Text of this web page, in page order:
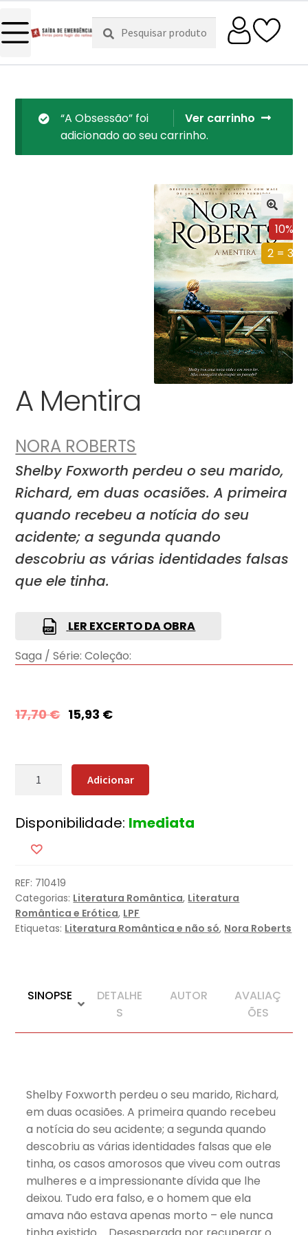
Pesquisar
por:
Pesquisa
Ver carrinho
“A Obsessão” foi
adicionado ao seu carrinho.
10%
2 = 3
A Mentira
NORA ROBERTS
Shelby Foxworth perdeu o seu marido,
Richard, em duas ocasiões. A primeira
quando recebeu a notícia do seu
acidente; a segunda quando
descobriu as várias identidades falsas
que ele tinha.
LER EXCERTO DA OBRA
Saga / Série: Coleção:
17,70€ 15,93 €
Quantidade
Mentira
Adicionar
Disponibilidade: Imediata
REF: 710419
Categorias: Literatura Romântica, Literatura
Romântica e Erótica, LPF
Etiquetas: Literatura Romântica e não só, Nora Roberts
SINOPSE
DETALHE
S
AUTOR
AVALIAÇ
ÕES
Shelby Foxworth perdeu o seu marido, Richard,
em duas ocasiões. A primeira quando recebeu
a notícia do seu acidente; a segunda quando
descobriu as várias identidades falsas que ele
tinha, os casos amorosos que viveu com outras
mulheres e a impressionante dívida que lhe
deixou. Tudo era falso, e o homem que ela
amava não estava apenas morto – ele nunca